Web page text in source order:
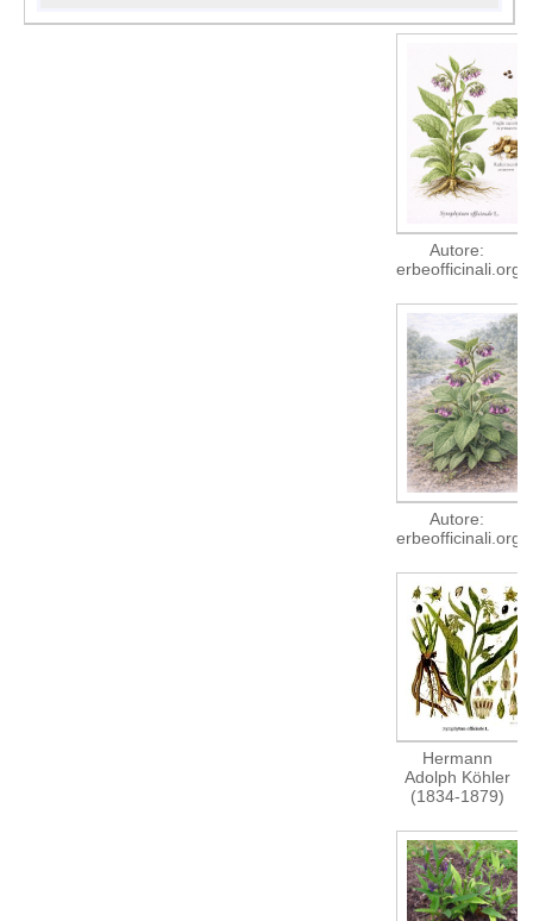
Autore:
erbeofficinali.org
Autore:
erbeofficinali.org
Hermann
Adolph Köhler
(1834-1879)